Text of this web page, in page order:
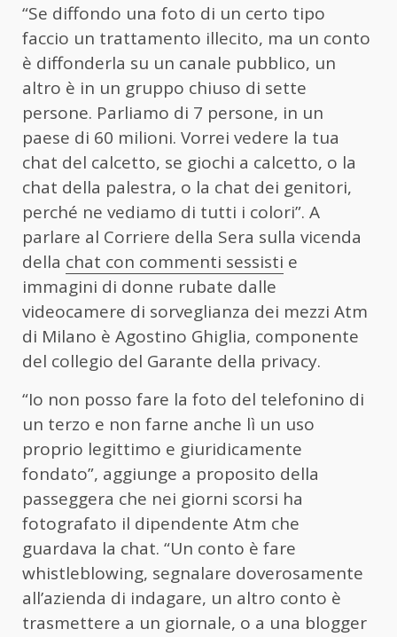
“Se diffondo una foto di un certo tipo
faccio un trattamento illecito, ma un conto
è diffonderla su un canale pubblico, un
altro è in un gruppo chiuso di sette
persone. Parliamo di 7 persone, in un
paese di 60 milioni. Vorrei vedere la tua
chat del calcetto, se giochi a calcetto, o la
chat della palestra, o la chat dei genitori,
perché ne vediamo di tutti i colori”. A
parlare al Corriere della Sera sulla vicenda
della chat con commenti sessisti e
immagini di donne rubate dalle
videocamere di sorveglianza dei mezzi Atm
di Milano è Agostino Ghiglia, componente
del collegio del Garante della privacy.
“Io non posso fare la foto del telefonino di
un terzo e non farne anche lì un uso
proprio legittimo e giuridicamente
fondato”, aggiunge a proposito della
passeggera che nei giorni scorsi ha
fotografato il dipendente Atm che
guardava la chat. “Un conto è fare
whistleblowing, segnalare doverosamente
all’azienda di indagare, un altro conto è
trasmettere a un giornale, o a una blogger